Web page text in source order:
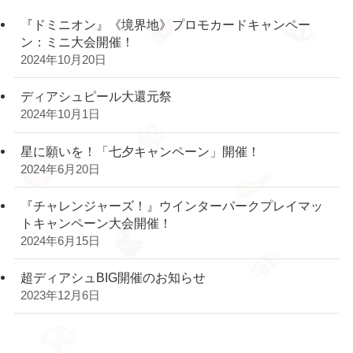
『ドミニオン』《境界地》プロモカードキャンペー
ン：ミニ大会開催！
2024年10月20日
ディアシュピール大還元祭
2024年10月1日
星に願いを！「七夕キャンペーン」開催！
2024年6月20日
『チャレンジャーズ！』ウインターパークプレイマッ
トキャンペーン大会開催！
2024年6月15日
超ディアシュBIG開催のお知らせ
2023年12月6日